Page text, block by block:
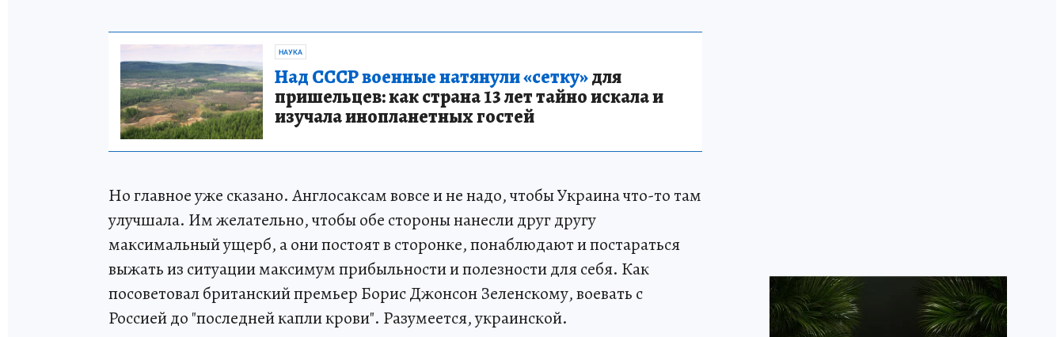
НАУКА
Над СССР военные натянули «сетку»для
пришельцев: как страна 13 лет тайно искала и
изучала инопланетных гостей
Но главное уже сказано. Англосаксам вовсе и не надо, чтобы Украина что-то там
улучшала. Им желательно, чтобы обе стороны нанесли друг другу
максимальный ущерб, а они постоят в сторонке, понаблюдают и постараться
выжать из ситуации максимум прибыльности и полезности для себя. Как
посоветовал британский премьер Борис Джонсон Зеленскому, воевать с
Россией до "последней капли крови". Разумеется, украинской.